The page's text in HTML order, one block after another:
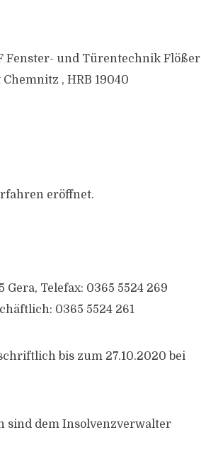
Fenster- und Türentechnik Flößer
, HRB 19040
eröffnet.
Telefax: 0365 5524 269
0365 5524 261
bis zum 27.10.2020 bei
sind dem Insolvenzverwalter